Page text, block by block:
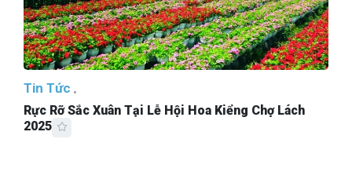
Tin Tức
Rực Rỡ Sắc Xuân Tại Lễ Hội Hoa Kiểng Chợ Lách
2025